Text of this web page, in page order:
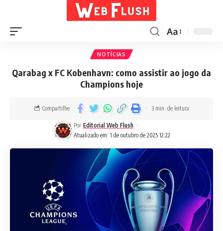
Aa
NOTÍCIAS
Qarabag x FC Kobenhavn: como assistir ao jogo da
Champions hoje
Atualizado em: 1 de outubro de 2025 12:22
Por Editorial Web Flush
Compartilhe 3 min. de leitura